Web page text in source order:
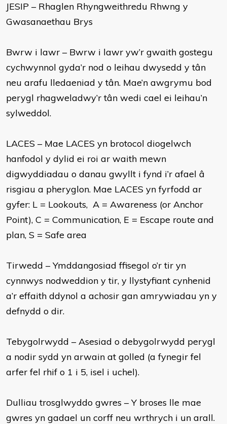
JESIP – Rhaglen Rhyngweithredu Rhwng y
Gwasanaethau Brys
Bwrw i lawr – Bwrw i lawr yw’r gwaith gostegu
cychwynnol gyda’r nod o leihau dwysedd y tân
neu arafu lledaeniad y tân. Mae’n awgrymu bod
perygl rhagweladwy’r tân wedi cael ei leihau’n
sylweddol.
LACES – Mae LACES yn brotocol diogelwch
hanfodol y dylid ei roi ar waith mewn
digwyddiadau o danau gwyllt i fynd i’r afael â
risgiau a pheryglon. Mae LACES yn fyrfodd ar
gyfer: L = Lookouts, A = Awareness (or Anchor
Point), C = Communication, E = Escape route and
plan, S = Safe area
Tirwedd – Ymddangosiad ffisegol o’r tir yn
cynnwys nodweddion y tir, y llystyfiant cynhenid
a’r effaith ddynol a achosir gan amrywiadau yn y
defnydd o dir.
Tebygolrwydd – Asesiad o debygolrwydd perygl
a nodir sydd yn arwain at golled (a fynegir fel
arfer fel rhif o 1 i 5, isel i uchel).
Dulliau trosglwyddo gwres – Y broses lle mae
gwres yn gadael un corff neu wrthrych i un arall.